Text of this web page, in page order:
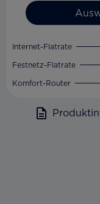
Internet-Flatrate
Festnetz-Flatrate
Komfort-Router